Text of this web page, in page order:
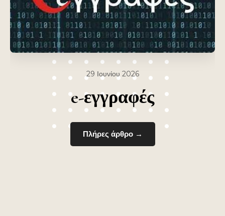
26 Ιουνίου 2026
Έντυπα Εγγραφής Α΄
Τάξης – Επικαιροποίησης